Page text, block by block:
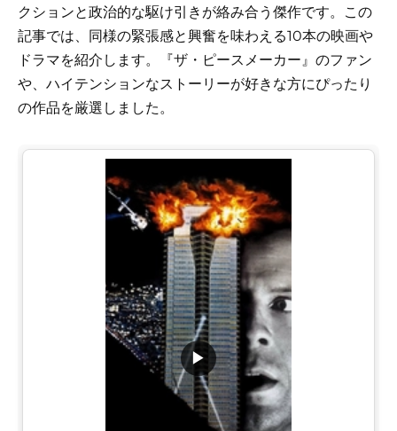
クションと政治的な駆け引きが絡み合う傑作です。この
記事では、同様の緊張感と興奮を味わえる10本の映画や
ドラマを紹介します。『ザ・ピースメーカー』のファン
や、ハイテンションなストーリーが好きな方にぴったり
の作品を厳選しました。
▶